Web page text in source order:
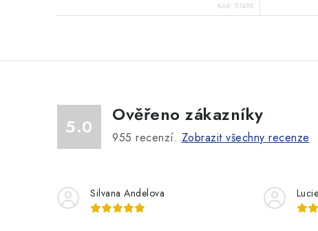
Kód: 57495
5.0
Ověřeno zákazníky
955 recenzí. Zobrazit všechny recenze
Silvana Andelova